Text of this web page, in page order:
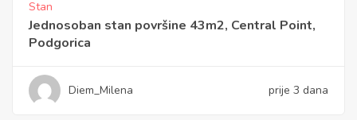
Stan
Jednosoban stan površine 43m2, Central Point,
Podgorica
Diem_Milena prije 3 dana